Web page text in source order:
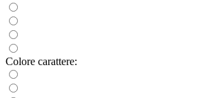
Colore carattere: